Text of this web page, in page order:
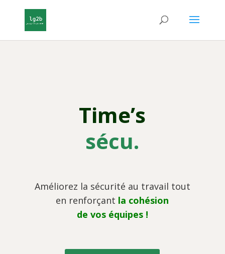
Time’s
sécu.
Améliorez la sécurité au travail tout
en renforçant la cohésion
de vos équipes !